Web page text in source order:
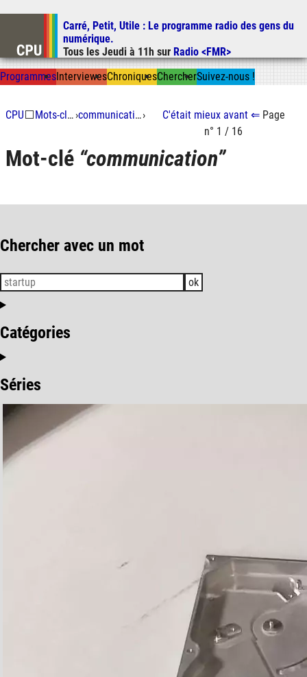
Aller au contenu
Aller à la recherche
Carré, Petit, Utile : Le programme radio des gens du
numérique.
Tous les Jeudi à 11h sur Radio <FMR>
ProgrammesInterviewesChroniquesChercherSuivez-nous !
CPU⬜ Mots-clés › communication› C'était mieuxavant ⇐ Page
n° 1 / 16
Mot-clé communication
Chercher avec un mot
ok
Catégories
Séries